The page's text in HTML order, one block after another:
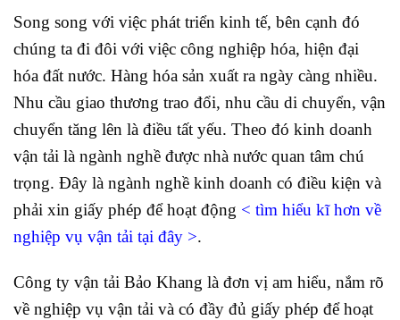
Song song với việc phát triển kinh tế, bên cạnh đó
chúng ta đi đôi với việc công nghiệp hóa, hiện đại
hóa đất nước. Hàng hóa sản xuất ra ngày càng nhiều.
Nhu cầu giao thương trao đổi, nhu cầu di chuyển, vận
chuyển tăng lên là điều tất yếu. Theo đó kinh doanh
vận tải là ngành nghề được nhà nước quan tâm chú
trọng. Đây là ngành nghề kinh doanh có điều kiện và
phải xin giấy phép để hoạt động < tìm hiểu kĩ hơn về
nghiệp vụ vận tải tại đây >.
Công ty vận tải Bảo Khang là đơn vị am hiểu, nắm rõ
về nghiệp vụ vận tải và có đầy đủ giấy phép để hoạt